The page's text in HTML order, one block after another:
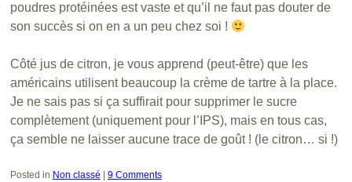
poudres protéinées est vaste et qu’il ne faut pas douter de
son succès si on en a un peu chez soi !
Côté jus de citron, je vous apprend (peut-être) que les
américains utilisent beaucoup la crème de tartre à la place.
Je ne sais pas si ça suffirait pour supprimer le sucre
complètement (uniquement pour l’IPS), mais en tous cas,
ça semble ne laisser aucune trace de goût ! (le citron… si !)
Posted in Non classé 9 Comments